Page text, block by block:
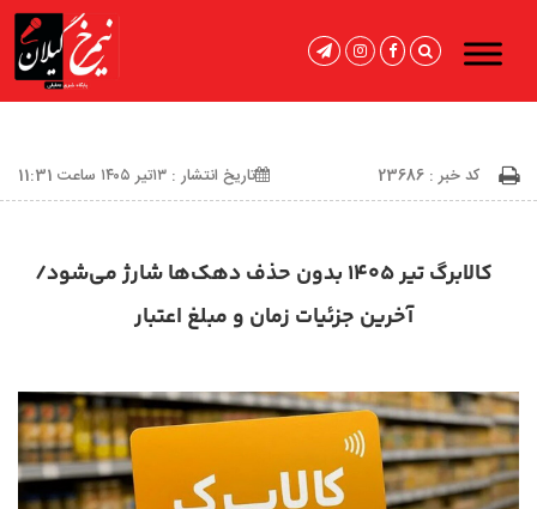
کد خبر : 23686 تاریخ انتشار : ۱۳تیر ۱۴۰۵ ساعت 11:31
کالابرگ تیر ۱۴۰۵ بدون حذف دهک‌ها شارژ می‌شود/
آخرین جزئیات زمان و مبلغ اعتبار